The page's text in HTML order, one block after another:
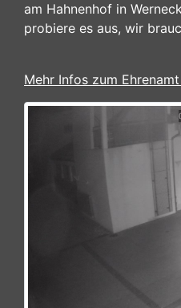
am Hahnenhof in
probiere es aus, wir
Mehr Infos zum